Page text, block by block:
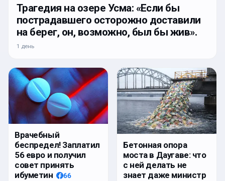
Трагедия на озере Усма: «Если бы
пострадавшего осторожно доставили
на берег, он, возможно, был бы жив».
1 день
Врачебный
беспредел! Заплатил
56 евро и получил
совет принять
ибуметин
66
Бетонная опора
моста в Даугаве: что
с ней делать не
знает даже министр